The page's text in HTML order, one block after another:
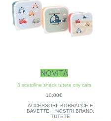
NOVITÀ
3 scatoline snack tutete city cars
10,00€
ACCESSORI
BORRACCE E
BAVETTE
I NOSTRI BRAND,
TUTETE